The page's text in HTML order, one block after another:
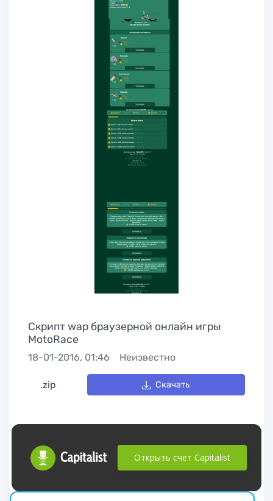
Скрипт wap браузерной онлайн игры
MotoRace
18-01-2016, 01:46 Неизвестно
.zip Скачать
Открыть счет Capitalist